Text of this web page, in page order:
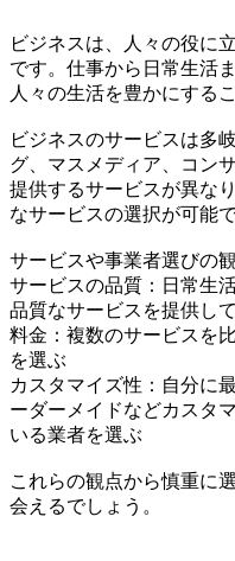
ビジネスは、人々の役に
です。仕事から日常生活
人々の生活を豊かにする
ビジネスのサービスは多
グ、マスメディア、コン
提供するサービスが異な
なサービスの選択が可能で
サービスや事業者選びの
サービスの品質：日常生
品質なサービスを提供し
料金：複数のサービスを
を選ぶ
カスタマイズ性：自分に
ーダーメイドなどカスタ
いる業者を選ぶ
これらの観点から慎重に
会えるでしょう。